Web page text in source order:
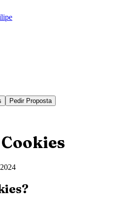
Pedir Proposta